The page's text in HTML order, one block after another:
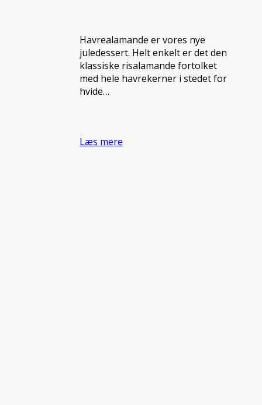
Havrealamande er vores nye
juledessert. Helt enkelt er det den
klassiske risalamande fortolket
med hele havrekerner i stedet for
hvide…
Læs mere